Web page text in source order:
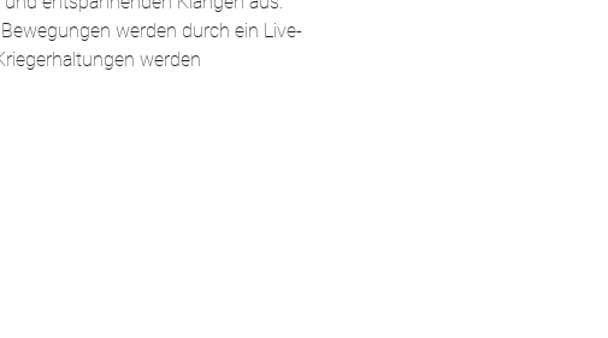
werden durch ein Live-
werden